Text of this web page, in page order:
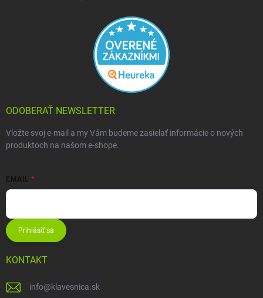
ODOBERAŤ NEWSLETTER
Vložte svoj e-mail a my Vám budeme zasielať informácie o nových
produktoch na našom e-shope.
EMAIL
Prihlásiť sa
KONTAKT
info@klavesnica.sk